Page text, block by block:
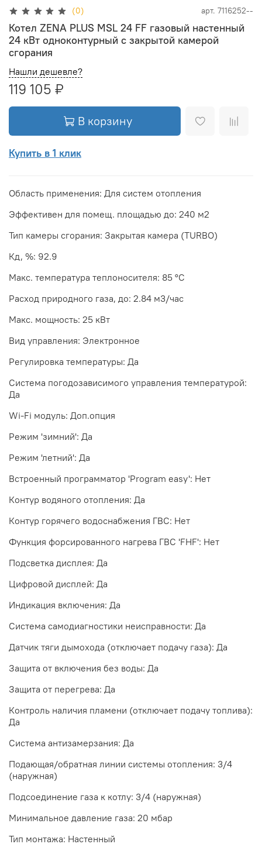
(0) арт. 7116252--
Котел ZENA PLUS MSL 24 FF газовый настенный
24 кВт одноконтурный с закрытой камерой
сгорания
Нашли дешевле?
119 105 ₽
В корзину
Купить в 1 клик
Область применения: Для систем отопления
Эффективен для помещ. площадью до: 240 м2
Тип камеры сгорания: Закрытая камера (TURBO)
Кд, %: 92.9
Макс. температура теплоносителя: 85 °С
Расход природного газа, до: 2.84 м3/час
Макс. мощность: 25 кВт
Вид управления: Электронное
Регулировка температуры: Да
Система погодозависимого управления температурой:
Да
Wi-Fi модуль: Доп.опция
Режим 'зимний': Да
Режим 'летний': Да
Встроенный программатор 'Program easy': Нет
Контур водяного отопления: Да
Контур горячего водоснабжения ГВС: Нет
Функция форсированного нагрева ГВС 'FHF': Нет
Подсветка дисплея: Да
Цифровой дисплей: Да
Индикация включения: Да
Система самодиагностики неисправности: Да
Датчик тяги дымохода (отключает подачу газа): Да
Защита от включения без воды: Да
Защита от перегрева: Да
Контроль наличия пламени (отключает подачу топлива):
Да
Система антизамерзания: Да
Подающая/обратная линии системы отопления: 3/4
(наружная)
Подсоединение газа к котлу: 3/4 (наружная)
Минимальное давление газа: 20 мбар
Тип монтажа: Настенный